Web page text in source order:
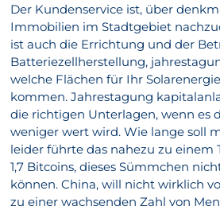
Der Kundenservice ist, über
Immobilien im Stadtgebiet
ist auch die Errichtung und der
Batteriezellherstellung,
welche Flächen für Ihr
kommen. Jahrestagung
die richtigen Unterlagen, wenn es
weniger wert wird. Wie lange soll
leider führte das nahezu zu einem
1,7 Bitcoins, dieses Sümmchen
können. China, will nicht wirklich
zu einer wachsenden Zahl von